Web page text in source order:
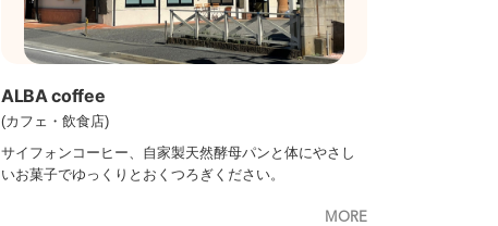
ALBA coffee
(カフェ・飲食店)
サイフォンコーヒー、自家製天然酵母パンと体にやさし
いお菓子でゆっくりとおくつろぎください。
MORE